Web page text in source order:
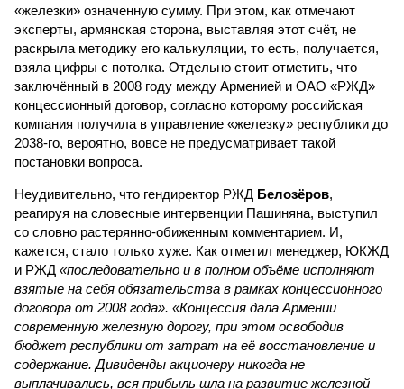
«железки» означенную сумму. При этом, как отмечают
эксперты, армянская сторона, выставляя этот счёт, не
раскрыла методику его калькуляции, то есть, получается,
взяла цифры с потолка. Отдельно стоит отметить, что
заключённый в 2008 году между Арменией и ОАО «РЖД»
концессионный договор, согласно которому российская
компания получила в управление «железку» республики до
2038-го, вероятно, вовсе не предусматривает такой
постановки вопроса.
Неудивительно, что гендиректор РЖД Белозёров,
реагируя на словесные интервенции Пашиняна, выступил
со словно растерянно-обиженным комментарием. И,
кажется, стало только хуже. Как отметил менеджер, ЮКЖД
и РЖД «последовательно и в полном объёме исполняют
взятые на себя обязательства в рамках концессионного
договора от 2008 года». «Концессия дала Армении
современную железную дорогу, при этом освободив
бюджет республики от затрат на её восстановление и
содержание. Дивиденды акционеру никогда не
выплачивались, вся прибыль шла на развитие железной